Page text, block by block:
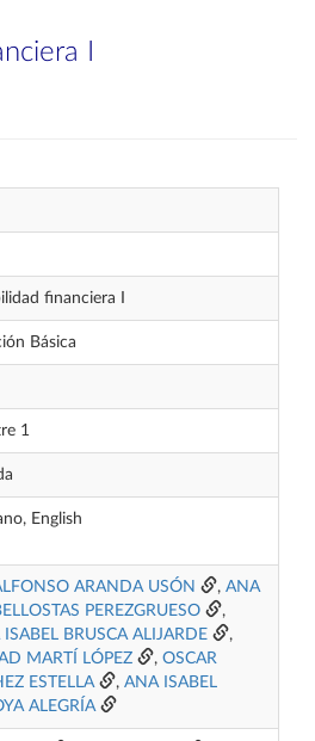
I
financiera I
Básica
1
English
ARANDA USÓN , ANA
PEREZGRUESO
,
ISABEL BRUSCA ALIJARDE
,
MARTÍ LÓPEZ
, OSCAR
ESTELLA
, ANA ISABEL
ALEGRÍA